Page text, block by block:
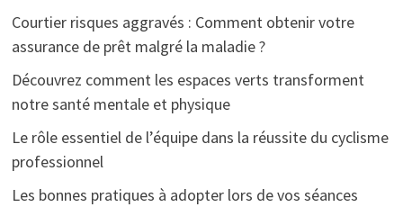
Courtier risques aggravés : Comment obtenir votre
assurance de prêt malgré la maladie ?
Découvrez comment les espaces verts transforment
notre santé mentale et physique
Le rôle essentiel de l’équipe dans la réussite du cyclisme
professionnel
Les bonnes pratiques à adopter lors de vos séances